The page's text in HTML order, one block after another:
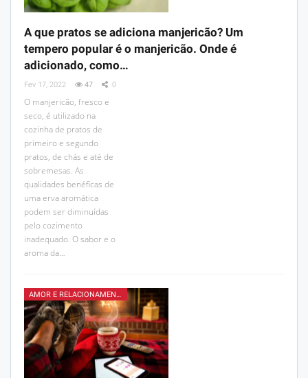
A que pratos se adiciona manjericão? Um
tempero popular é o manjericão. Onde é
adicionado, como…
Fev 17, 2022 47 0
O manjericão, fresco e
seco, é utilizado na
cozinha de pratos de
primeiro e segundo
pratos, de chás e até de
sobremesas. As
qualidades benéficas de
uma erva aromática
podem ser diminuídas
pelo cozimento
inadequado. O sabor e o
aroma da…
AMOR E RELACIONAMENTOS